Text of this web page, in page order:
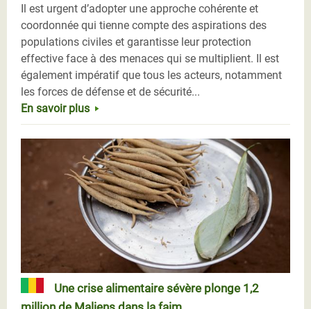
Il est urgent d’adopter une approche cohérente et
coordonnée qui tienne compte des aspirations des
populations civiles et garantisse leur protection
effective face à des menaces qui se multiplient. Il est
également impératif que tous les acteurs, notamment
les forces de défense et de sécurité...
En savoir plus
Une crise alimentaire sévère plonge 1,2